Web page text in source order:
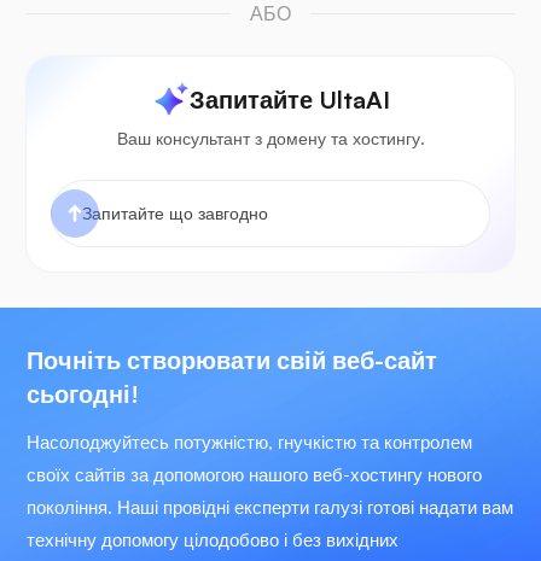
АБО
Запитайте UltaAI
Ваш консультант з домену та хостингу.
Почніть створювати свій веб-сайт
сьогодні!
Насолоджуйтесь потужністю, гнучкістю та контролем
своїх сайтів за допомогою нашого веб-хостингу нового
покоління. Наші провідні експерти галузі готові надати вам
технічну допомогу цілодобово і без вихідних